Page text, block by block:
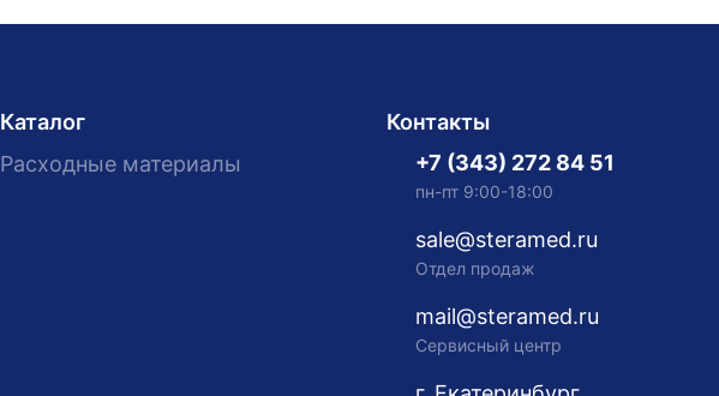
Каталог
Расходные материалы
Контакты
+7 (343) 272 84 51
пн-пт 9:00-18:00
sale@steramed.ru
Отдел продаж
mail@steramed.ru
Сервисный центр